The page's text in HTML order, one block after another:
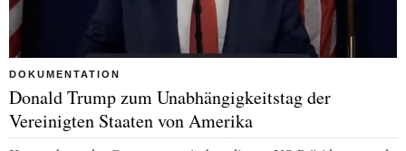
DOKUMENTATION
Donald Trump zum Unabhängigkeitstag der
Vereinigten Staaten von Amerika